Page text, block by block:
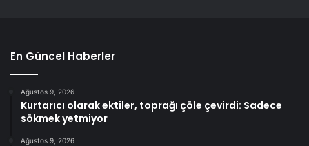
En Güncel Haberler
Ağustos 9, 2026
Kurtarıcı olarak ektiler, toprağı çöle çevirdi: Sadece
sökmek yetmiyor
Ağustos 9, 2026